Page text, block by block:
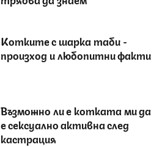
Котките с шарка таби -
произход и любопитни факти
Възможно ли е котката ми да
е сексуално активна след
кастрация